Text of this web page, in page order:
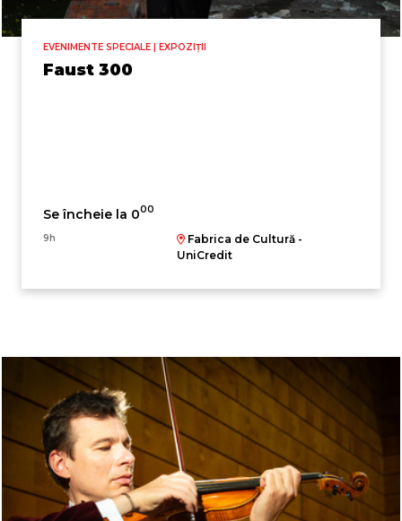
EVENIMENTE SPECIALE | EXPOZIȚII
Faust 300
Se încheie la 000
9h
Fabrica de Cultură -
UniCredit